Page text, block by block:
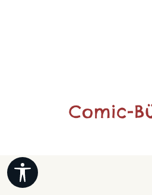
Comic-
Werkzeugleiste anzeigen